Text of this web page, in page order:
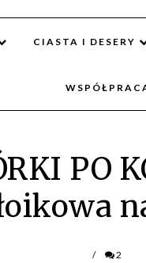
CIASTA I DESERY
PO
/ 2